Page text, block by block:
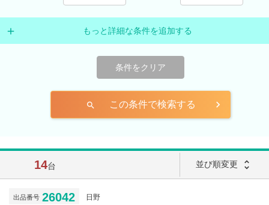
もっと詳細な条件を追加する
条件をクリア
search この条件で検索する
14台 並び順変更 unfold_more
出品番号 26042 日野